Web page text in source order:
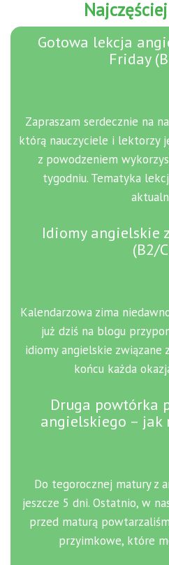
Gotowa lekcja
Friday
Zapraszam serdecznie na
którą nauczyciele i lektorzy
z powodzeniem
tygodniu. Tematyka
Idiomy angielskie
(B2/
Kalendarzowa zima
już dziś na blogu
idiomy angielskie związane
końcu każda
Druga powtórka
angielskiego – jak
Do tegorocznej matury z
jeszcze 5 dni. Ostatnio, w
przed maturą
przyimkowe, które